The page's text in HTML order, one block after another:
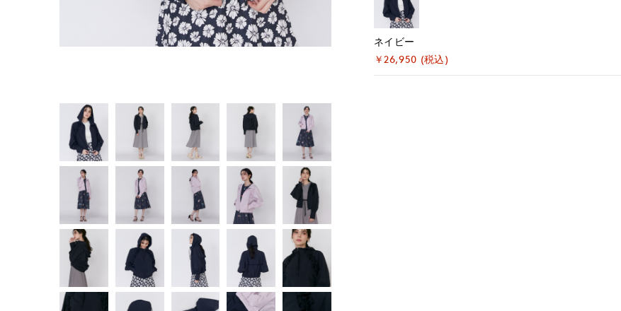
ネイビー
￥26,950 (税込)